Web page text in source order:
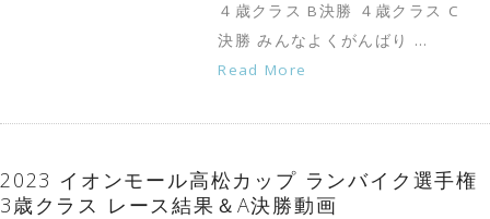
４歳クラス B決勝 ４歳クラス C
決勝 みんなよくがんばり …
Read More
2023 イオンモール高松カップ ランバイク選手権
3歳クラス レース結果＆A決勝動画